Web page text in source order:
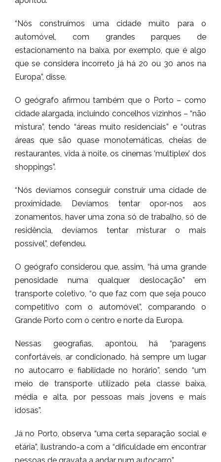
“Nós construímos uma cidade muito para o
automóvel, com grandes parques de
estacionamento na baixa, por exemplo, que é algo
que se considera incorreto já há 20 ou 30 anos na
Europa”, disse.
O geógrafo afirmou também que o Porto – como
cidade alargada, incluindo concelhos vizinhos – “não
mistura”, tendo “áreas muito residenciais” e “outras
áreas que são quase monotemáticas, cheias de
restaurantes, vida à noite, os cinemas ‘multiplex’ dos
shoppings”.
“Nós devíamos conseguir construir uma cidade de
proximidade. Devíamos tentar opor-nos aos
zonamentos, haver uma zona só de trabalho, só de
residência, devíamos tentar misturar o mais
possível”, defendeu.
O geógrafo considerou que, assim, “há uma grande
penosidade numa qualquer deslocação” em
transporte coletivo, “o que faz com que seja pouco
competitivo com o automóvel”, comparando o
Grande Porto com o centro e norte da Europa.
Nessas geografias, apontou, há “paragens
confortáveis, ar condicionado, há sempre um lugar
no autocarro e fiabilidade no horário”, sendo “um
meio de transporte utilizado pela classe baixa,
média e alta, por pessoas mais jovens e mais
idosas”.
Já no Porto, observa “uma certa separação social e
etária”, ilustrando-a com a “dificuldade em encontrar